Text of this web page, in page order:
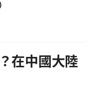
在中國大陸